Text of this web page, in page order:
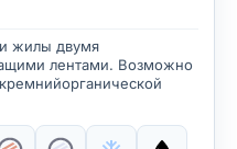
жилы двумя
лентами. Возможно